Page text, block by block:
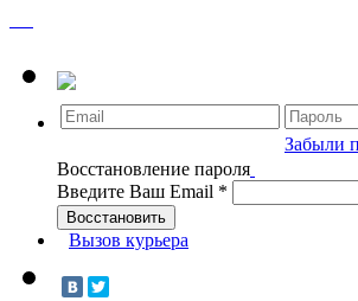
Забыли
Восстановление пароля
Введите Ваш Email *
Вызов курьера